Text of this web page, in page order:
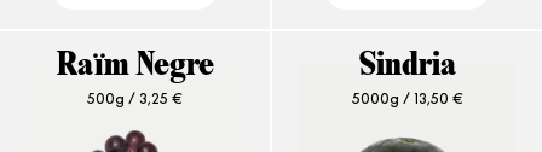
Raïm Negre
500g / 3,25 €
Sindria
5000g /13,50 €